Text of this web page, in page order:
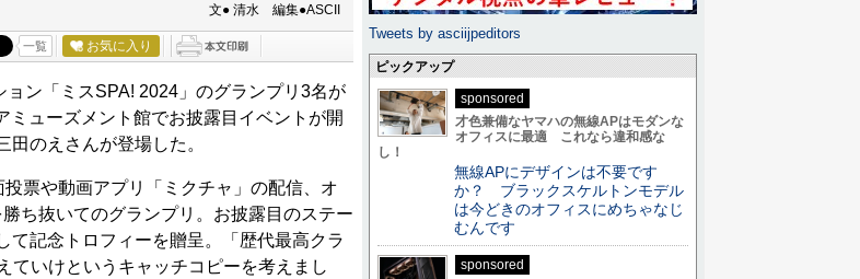
文● 清水 編集●ASCII
一覧 お気に入り
ン「ミスSPA! 2024」のグランプリ3名が
ューズメント館でお披露目イベントが開
のえさんが登場した。
票や動画アプリ「ミクチャ」の配信、オ
ち抜いてのグランプリ。お披露目のステー
て記念トロフィーを贈呈。「歴代最高クラ
ていけというキャッチコピーを考えまし
Tweets by asciijpeditors
ピックアップ
sponsored
才色兼備なヤマハの無線APはモダンな
オフィスに最適 これなら違和感な
し！
無線APにデザインは不要です
か？ ブラックスケルトンモデル
は今どきのオフィスにめちゃなじ
むんです
sponsored